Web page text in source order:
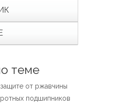
Português
العربية
теме
от ржавчины
подшипников